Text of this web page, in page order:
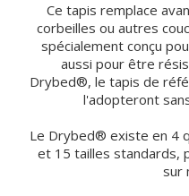
Ce tapis remplace
corbeilles ou autres
spécialement conçu
aussi pour être
Drybed®, le tapis de
l'adopteront
Le Drybed® existe en 4
et 15 tailles standards,
sur